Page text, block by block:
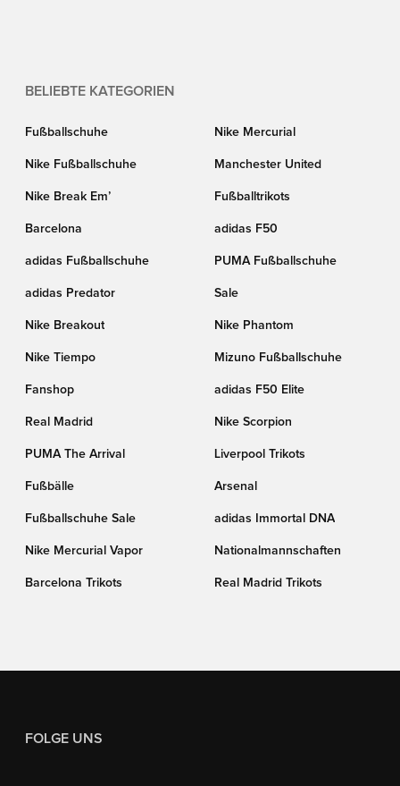
BELIEBTE KATEGORIEN
Fußballschuhe Nike Mercurial
Nike Fußballschuhe Manchester United
Nike Break Em’ Fußballtrikots
Barcelona adidas F50
adidas Fußballschuhe PUMA Fußballschuhe
adidas Predator Sale
Nike Breakout Nike Phantom
Nike Tiempo Mizuno Fußballschuhe
Fanshop adidas F50 Elite
Real Madrid Nike Scorpion
PUMA The Arrival Liverpool Trikots
Fußbälle Arsenal
Fußballschuhe Sale adidas Immortal DNA
Nike Mercurial Vapor Nationalmannschaften
Barcelona Trikots Real Madrid Trikots
FOLGE UNS